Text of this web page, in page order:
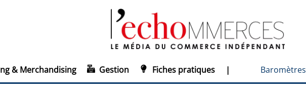
& Merchandising Gestion Fiches pratiques | Baromètres